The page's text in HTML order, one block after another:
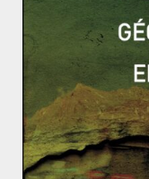
controverses,
provocatrice
remporté par ce
Pour la
champion du
véritable rupture
la victoire de
s’agit d’une